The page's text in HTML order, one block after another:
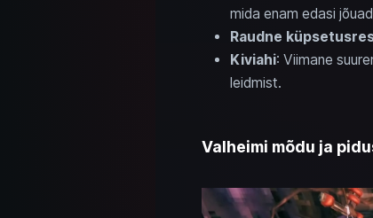
mida enam edasi
Raudne
Kiviahi: Viimane
leidmist.
Valheimi mõdu ja